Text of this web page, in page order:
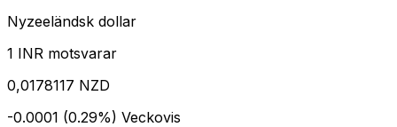
Nyzeeländsk dollar
1 INR motsvarar
0,0178117 NZD
-0.0001 (0.29%) Veckovis